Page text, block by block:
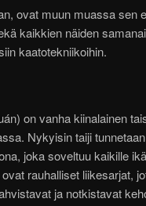
ovat muun muassa sen
kaikkien näiden
kaatotekniikoihin.
on vanha kiinalainen
Nykyisin taiji
joka soveltuu kaikille
rauhalliset liikesarjat,
ja notkistavat